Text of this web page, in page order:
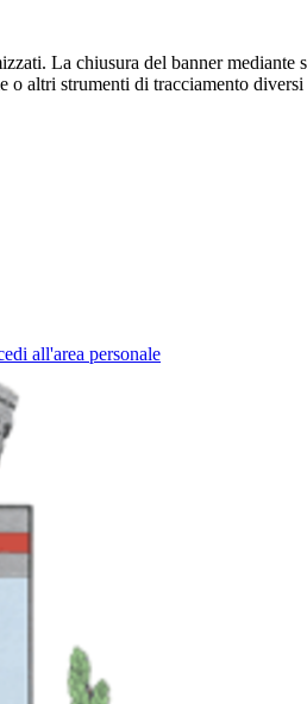
La chiusura del banner
o altri strumenti di tracciamento
all'area personale